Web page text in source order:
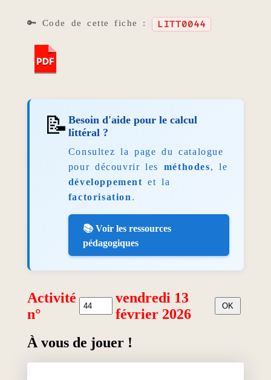
🔑 Code de cette fiche : LITT0044
📝 Besoin d'aide pour le calcul
littéral ?
Consultez la page du catalogue
pour découvrir les méthodes, le
développement et la
factorisation .
📚 Voir les ressources
pédagogiques
Activité
n°
vendredi 13
février 2026
À vous de jouer !